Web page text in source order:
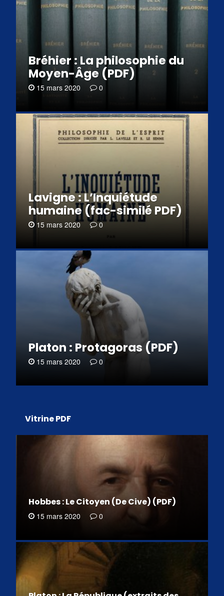
Bréhier : La philosophie du
Moyen-Âge (PDF)
15 mars 2020 0
Lavigne : L’Inquiétude
humaine (fac-similé PDF)
15 mars 2020 0
Platon : Protagoras (PDF)
15 mars 2020 0
Vitrine PDF
Hobbes : Le Citoyen (De Cive) (PDF)
15 mars 2020 0